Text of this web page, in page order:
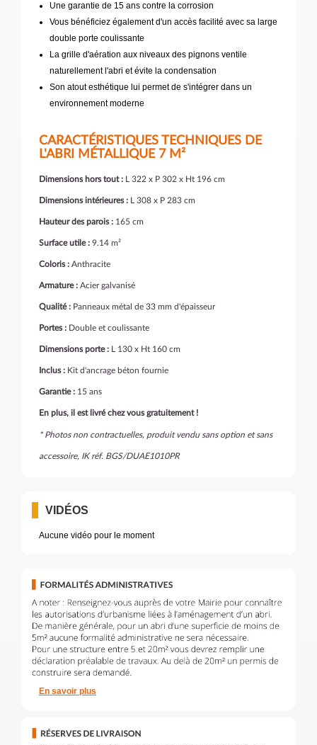
Une garantie de 15 ans contre la corrosion
Vous bénéficiez également d'un accès facilité avec sa large
double porte coulissante
La grille d'aération aux niveaux des pignons ventile
naturellement l'abri et évite la condensation
Son atout esthétique lui permet de s'intégrer dans un
environnement moderne
CARACTÉRISTIQUES TECHNIQUES DE
L'ABRI MÉTALLIQUE 7 M²
Dimensions hors tout : L 322 x P 302 x Ht 196 cm
Dimensions intérieures : L 308 x P 283 cm
Hauteur des parois : 165 cm
Surface utile : 9.14 m²
Coloris : Anthracite
Armature : Acier galvanisé
Qualité : Panneaux métal de 33 mm d'épaisseur
Portes : Double et coulissante
Dimensions porte : L 130 x Ht 160 cm
Inclus : Kit d'ancrage béton fournie
Garantie : 15 ans
En plus, il est livré chez vous gratuitement !
* Photos non contractuelles, produit vendu sans option et sans
accessoire, IK réf. BGS/DUAE1010PR
VIDÉOS
Aucune vidéo pour le moment
En savoir plus